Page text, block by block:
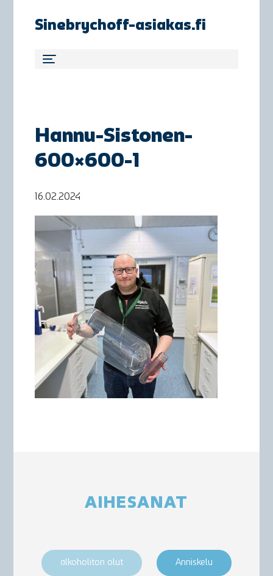
Sinebrychoff-asiakas.fi
Hannu-Sistonen-
600×600-1
16.02.2024
AIHESANAT
alkoholiton olut Anniskelu